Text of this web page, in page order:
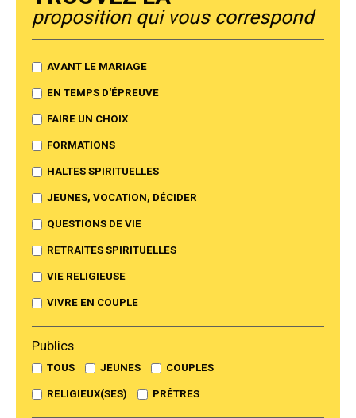
proposition qui vous correspond
AVANT LE MARIAGE
EN TEMPS D'ÉPREUVE
FAIRE UN CHOIX
FORMATIONS
HALTES SPIRITUELLES
JEUNES, VOCATION, DÉCIDER
QUESTIONS DE VIE
RETRAITES SPIRITUELLES
VIE RELIGIEUSE
VIVRE EN COUPLE
Publics
TOUS JEUNES COUPLES
RELIGIEUX(SES) PRÊTRES